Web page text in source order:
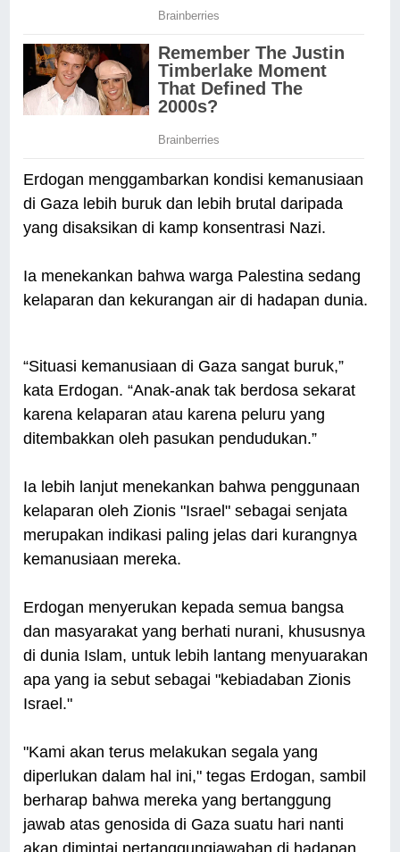
Erdogan menggambarkan kondisi kemanusiaan
di Gaza lebih buruk dan lebih brutal daripada
yang disaksikan di kamp konsentrasi Nazi.
Ia menekankan bahwa warga Palestina sedang
kelaparan dan kekurangan air di hadapan dunia.
“Situasi kemanusiaan di Gaza sangat buruk,”
kata Erdogan. “Anak-anak tak berdosa sekarat
karena kelaparan atau karena peluru yang
ditembakkan oleh pasukan pendudukan.”
Ia lebih lanjut menekankan bahwa penggunaan
kelaparan oleh Zionis "Israel" sebagai senjata
merupakan indikasi paling jelas dari kurangnya
kemanusiaan mereka.
Erdogan menyerukan kepada semua bangsa
dan masyarakat yang berhati nurani, khususnya
di dunia Islam, untuk lebih lantang menyuarakan
apa yang ia sebut sebagai "kebiadaban Zionis
Israel."
"Kami akan terus melakukan segala yang
diperlukan dalam hal ini," tegas Erdogan, sambil
berharap bahwa mereka yang bertanggung
jawab atas genosida di Gaza suatu hari nanti